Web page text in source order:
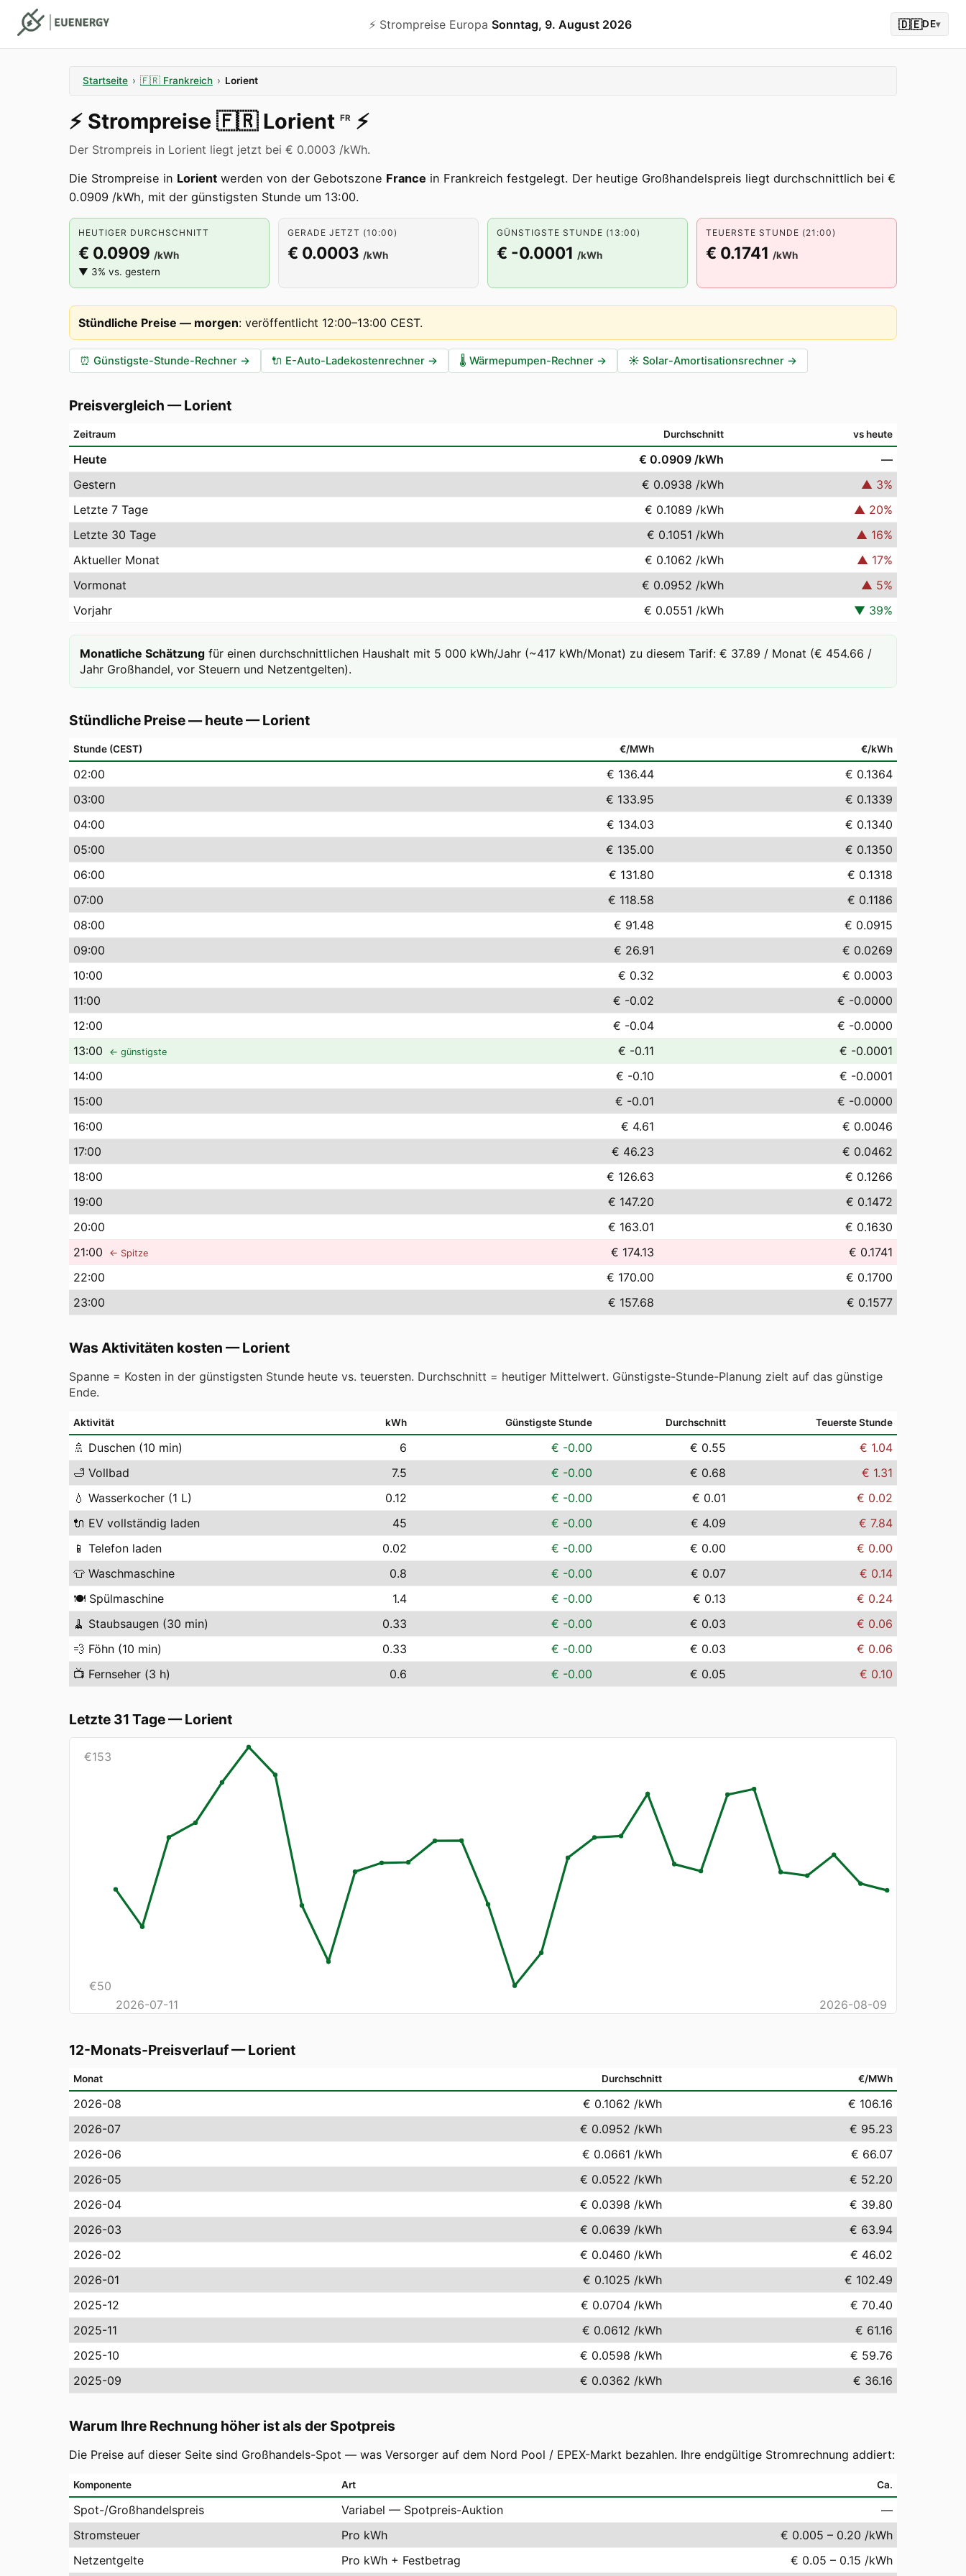
⚡️ Strompreise Europa Sonntag, 9. August 2026 🇩🇪DE▾
Startseite › 🇫🇷 Frankreich › Lorient
⚡️ Strompreise 🇫🇷 Lorient FR ⚡️
Der Strompreis in Lorient liegt jetzt bei € 0.0003 /kWh.
Die Strompreise in Lorient werden von der Gebotszone France in Frankreich festgelegt. Der heutige Großhandelspreis liegt durchschnittlich bei €
0.0909 /kWh, mit der günstigsten Stunde um 13:00.
HEUTIGER DURCHSCHNITT
€ 0.0909 /kWh
▼ 3% vs. gestern
GERADE JETZT (10:00)
€ 0.0003 /kWh
GÜNSTIGSTE STUNDE (13:00)
€ -0.0001 /kWh
TEUERSTE STUNDE (21:00)
€ 0.1741 /kWh
Stündliche Preise — morgen: veröffentlicht 12:00–13:00 CEST.
⏰ Günstigste-Stunde-Rechner → 🔌 E-Auto-Ladekostenrechner → 🌡️ Wärmepumpen-Rechner → ☀️ Solar-Amortisationsrechner →
Preisvergleich —Lorient
Zeitraum Durchschnitt vs heute
Heute € 0.0909 /kWh
—
Gestern
€ 0.0938 /kWh ▲ 3%
Letzte 7 Tage
€ 0.1089 /kWh ▲ 20%
Letzte 30 Tage
€ 0.1051 /kWh ▲ 16%
Aktueller Monat
€ 0.1062 /kWh ▲ 17%
Vormonat
€ 0.0952 /kWh ▲ 5%
Vorjahr
€ 0.0551 /kWh ▼ 39%
Monatliche Schätzung für einen durchschnittlichen Haushalt mit 5 000 kWh/Jahr (~417 kWh/Monat) zu diesem Tarif: € 37.89 / Monat (€ 454.66 /
Jahr Großhandel, vor Steuern und Netzentgelten).
Stündliche Preise — heute—Lorient
Stunde (CEST) €/MWh €/kWh
02:00 € 136.44
€ 0.1364
03:00 € 133.95
€ 0.1339
04:00 € 134.03
€ 0.1340
05:00 € 135.00
€ 0.1350
06:00 € 131.80
€ 0.1318
07:00 € 118.58
€ 0.1186
08:00 € 91.48
€ 0.0915
09:00 € 26.91
€ 0.0269
10:00 € 0.32
€ 0.0003
11:00 € -0.02
€ -0.0000
12:00 € -0.04
€ -0.0000
13:00 ← günstigste € -0.11
€ -0.0001
14:00 € -0.10
€ -0.0001
15:00 € -0.01
€ -0.0000
16:00 € 4.61
€ 0.0046
17:00 € 46.23
€ 0.0462
18:00 € 126.63
€ 0.1266
19:00 € 147.20
€ 0.1472
20:00 € 163.01
€ 0.1630
21:00 ← Spitze € 174.13
€ 0.1741
22:00 € 170.00
€ 0.1700
23:00 € 157.68 € 0.1577
Was Aktivitäten kosten —Lorient
Spanne = Kosten in der günstigsten Stunde heute vs. teuersten. Durchschnitt = heutiger Mittelwert. Günstigste-Stunde-Planung zielt auf das günstige
Ende.
Aktivität kWh Günstigste Stunde Durchschnitt Teuerste Stunde
🚿 Duschen (10 min) 6 € -0.00 € 0.55
€ 1.04
🛁 Vollbad 7.5 € -0.00 € 0.68
€ 1.31
💧 Wasserkocher (1 L) 0.12 € -0.00 € 0.01
€ 0.02
🔌 EV vollständig laden 45 € -0.00 € 4.09
€ 7.84
📱 Telefon laden 0.02 € -0.00 € 0.00
€ 0.00
👕 Waschmaschine 0.8 € -0.00 € 0.07
€ 0.14
🍽️ Spülmaschine 1.4 € -0.00 € 0.13
€ 0.24
🧹 Staubsaugen (30 min) 0.33 € -0.00 € 0.03
€ 0.06
💨 Föhn (10 min) 0.33 € -0.00 € 0.03
€ 0.06
📺 Fernseher (3 h) 0.6 € -0.00 € 0.05 € 0.10
Letzte 31 Tage—Lorient
€153
€50
2026-07-11
2026-08-09
12-Monats-Preisverlauf—Lorient
Monat Durchschnitt €/MWh
2026-08 € 0.1062 /kWh
€ 106.16
2026-07
€ 0.0952 /kWh
€ 95.23
2026-06
€ 0.0661 /kWh
€ 66.07
2026-05
€ 0.0522 /kWh
€ 52.20
2026-04
€ 0.0398 /kWh
€ 39.80
2026-03
€ 0.0639 /kWh
€ 63.94
2026-02
€ 0.0460 /kWh
€ 46.02
2026-01
€ 0.1025 /kWh
€ 102.49
2025-12
€ 0.0704 /kWh
€ 70.40
2025-11
€ 0.0612 /kWh
€ 61.16
2025-10
€ 0.0598 /kWh
€ 59.76
2025-09
€ 0.0362 /kWh € 36.16
Warum Ihre Rechnung höher ist als der Spotpreis
Die Preise auf dieser Seite sind Großhandels-Spot — was Versorger auf dem Nord Pool / EPEX-Markt bezahlen. Ihre endgültige Stromrechnung addiert:
Komponente Art Ca.
Spot-/Großhandelspreis Variabel — Spotpreis-Auktion
—
Stromsteuer
Pro kWh
€ 0.005 – 0.20 /kWh
Netzentgelte
Pro kWh + Festbetrag € 0.05 – 0.15 /kWh